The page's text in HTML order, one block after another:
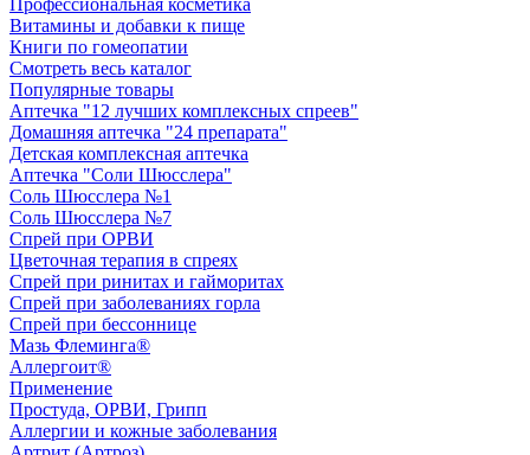
Профессиональная косметика
Витамины и добавки к пище
Книги по гомеопатии
Смотреть весь каталог
Популярные товары
Аптечка "12 лучших комплексных спреев"
Домашняя аптечка "24 препарата"
Детская комплексная аптечка
Аптечка "Соли Шюсслера"
Соль Шюсслера №1
Соль Шюсслера №7
Спрей при ОРВИ
Цветочная терапия в спреях
Спрей при ринитах и гайморитах
Спрей при заболеваниях горла
Спрей при бессоннице
Мазь Флеминга®
Аллергоит®
Применение
Простуда, ОРВИ, Грипп
Аллергии и кожные заболевания